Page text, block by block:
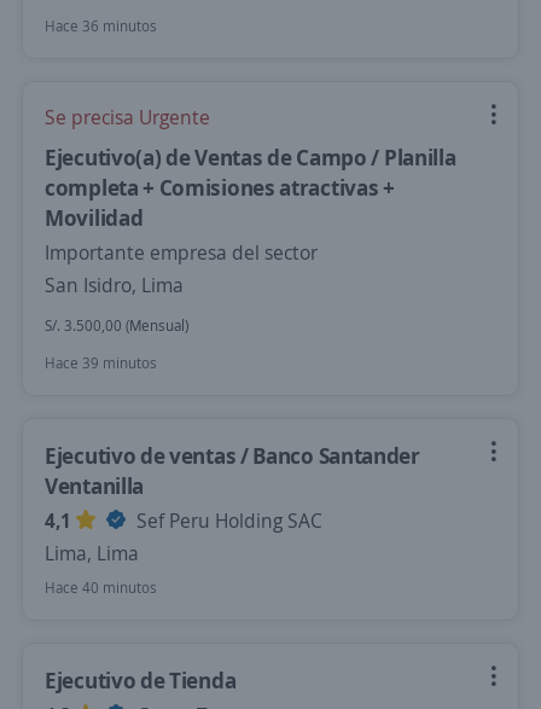
Hace 36 minutos
Se precisa Urgente
Ejecutivo(a) de Ventas de Campo / Planilla
completa + Comisiones atractivas +
Movilidad
Importante empresa del sector
San Isidro, Lima
S/. 3.500,00 (Mensual)
Hace 39 minutos
Ejecutivo de ventas / Banco Santander
Ventanilla
4,1
Sef Peru Holding SAC
Lima, Lima
Hace 40 minutos
Ejecutivo de Tienda